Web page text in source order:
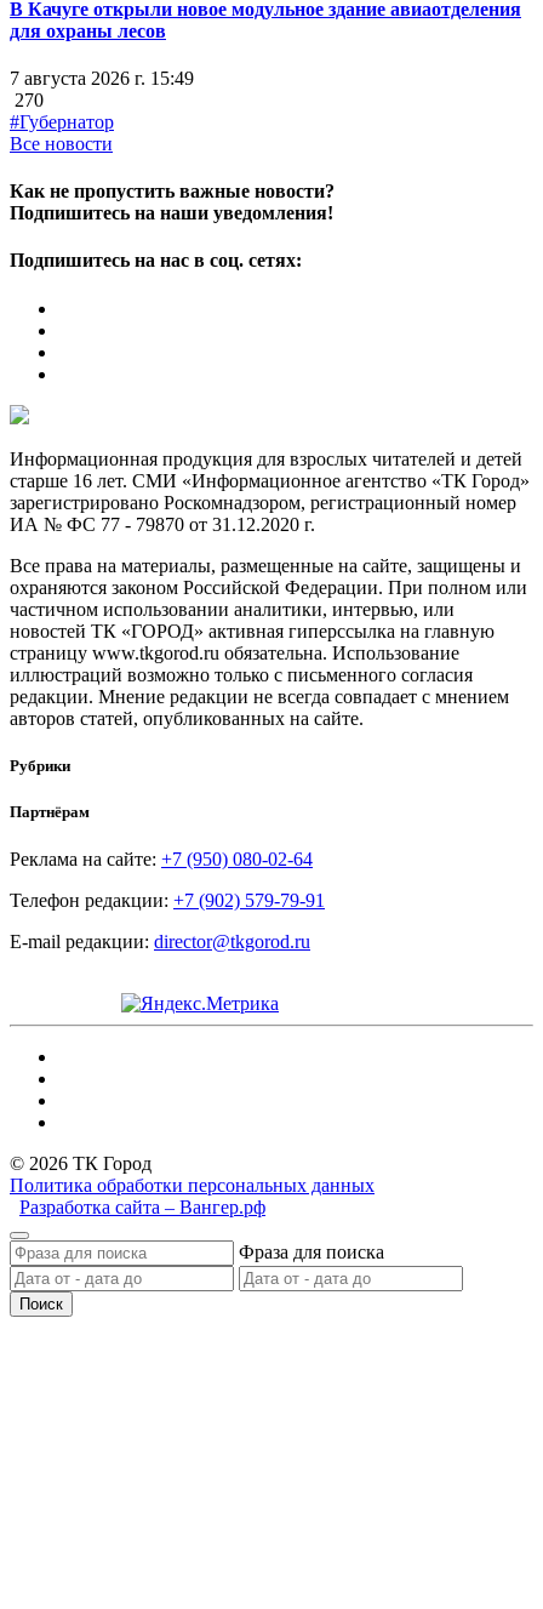
В Качуге открыли новое модульное здание авиаотделения
для охраны лесов
7 августа 2026 г. 15:49
270
#Губернатор
Все новости
Как не пропустить важные новости?
Подпишитесь на наши уведомления!
Подпишитесь на нас в соц. сетях:
Информационная продукция для взрослых читателей и детей
старше 16 лет. СМИ «Информационное агентство «ТК Город»
зарегистрировано Роскомнадзором, регистрационный номер
ИА № ФС 77 - 79870 от 31.12.2020 г.
Все права на материалы, размещенные на сайте, защищены и
охраняются законом Российской Федерации. При полном или
частичном использовании аналитики, интервью, или
новостей ТК «ГОРОД» активная гиперссылка на главную
страницу www.tkgorod.ru обязательна. Использование
иллюстраций возможно только с письменного согласия
редакции. Мнение редакции не всегда совпадает с мнением
авторов статей, опубликованных на сайте.
Рубрики
Партнёрам
Реклама на сайте: +7 (950) 080-02-64
Телефон редакции: +7 (902) 579-79-91
E-mail редакции: director@tkgorod.ru
© 2026 ТК Город
Политика обработки персональных данных
Разработка сайта – Вангер.рф
Фраза для поиска
Поиск